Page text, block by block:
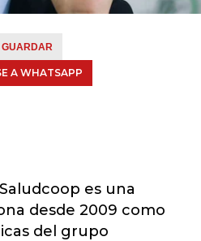
GUARDAR
A WHATSAPP
es una
desde 2009 como
del grupo